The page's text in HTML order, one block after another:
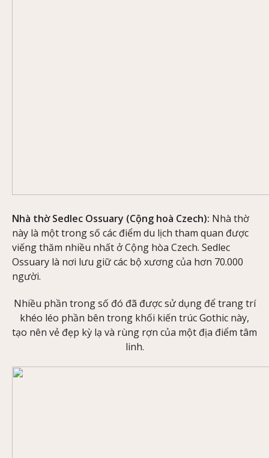
Nhà thờ Sedlec Ossuary (Cộng hoà Czech): Nhà thờ
này là một trong số các điểm du lịch tham quan được
viếng thăm nhiều nhất ở Cộng hòa Czech. Sedlec
Ossuary là nơi lưu giữ các bộ xương của hơn 70.000
người.
Nhiều phần trong số đó đã được sử dụng để trang trí
khéo léo phần bên trong khối kiến trúc Gothic này,
tạo nên vẻ đẹp kỳ lạ và rùng rợn của một địa điểm tâm
linh.